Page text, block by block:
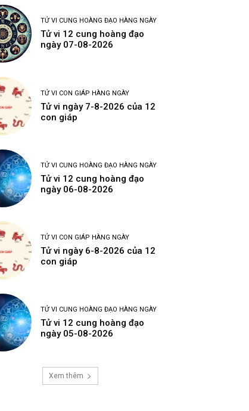
TỬ VI CUNG HOÀNG ĐẠO HÀNG NGÀY
Tử vi 12 cung hoàng đạo
ngày 07-08-2026
TỬ VI CON GIÁP HÀNG NGÀY
Tử vi ngày 7-8-2026 của 12
con giáp
TỬ VI CUNG HOÀNG ĐẠO HÀNG NGÀY
Tử vi 12 cung hoàng đạo
ngày 06-08-2026
TỬ VI CON GIÁP HÀNG NGÀY
Tử vi ngày 6-8-2026 của 12
con giáp
TỬ VI CUNG HOÀNG ĐẠO HÀNG NGÀY
Tử vi 12 cung hoàng đạo
ngày 05-08-2026
Xem thêm